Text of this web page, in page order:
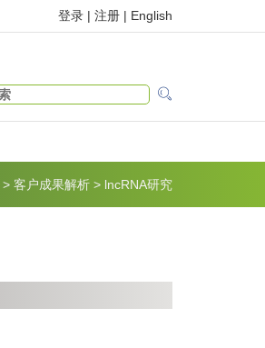
登录 | 注册 | English
> 客户成果解析 > lncRNA研究